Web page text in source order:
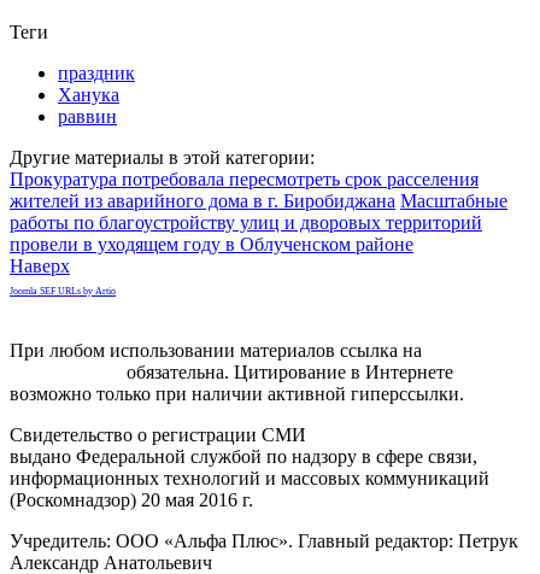
Теги
праздник
Ханука
раввин
Другие материалы в этой категории:
Прокуратура потребовала пересмотреть срок расселения
жителей из аварийного дома в г. Биробиджана Масштабные
работы по благоустройству улиц и дворовых территорий
провели в уходящем году в Облученском районе
Наверх
Joomla SEF URLs by Artio
При любом использовании материалов ссылка на
обязательна. Цитирование в Интернете
возможно только при наличии активной гиперссылки.
Свидетельство о регистрации СМИ
выдано Федеральной службой по надзору в сфере связи,
информационных технологий и массовых коммуникаций
(Роскомнадзор) 20 мая 2016 г.
Учредитель: ООО «Альфа Плюс». Главный редактор: Петрук
Александр Анатольевич